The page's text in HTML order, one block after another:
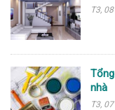
T3,
nhà
T3,